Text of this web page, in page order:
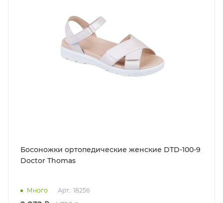
Босоножки ортопедические женские DTD-100-9
Doctor Thomas
Много Арт.: 18256